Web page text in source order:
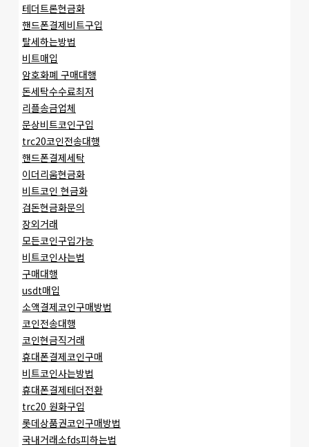
테더트론현금화
핸드폰결제비트구입
탈세하는방법
비트매입
암호화폐 구매대행
돈세탁수수료최저
리플송금업체
문상비트코인구입
trc20코인전송대행
핸드폰결제세탁
이더리움현금화
비트코인 현금화
검돈현금화문의
장외거래
모든코인구입가능
비트코인사는법
구매대행
usdt매입
소액결제코인구매방법
코인전송대행
코인현금직거래
휴대폰결제코인구매
비트코인사는방법
휴대폰결제테더전환
trc20 원화구입
롯데상품권코인구매방법
국내거래소fds피하는법